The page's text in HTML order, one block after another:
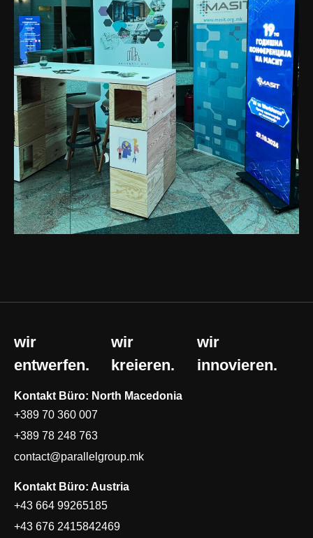
wir
entwerfen.
wir
kreieren.
wir
innovieren.
Kontakt Büro: North Macedonia
+389 70 360 007
+389 78 248 763
contact@parallelgroup.mk
Kontakt Büro: Austria
+43 664 99265185
+43 676 2415842469